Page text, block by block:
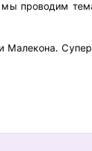
мы проводим
бронирования